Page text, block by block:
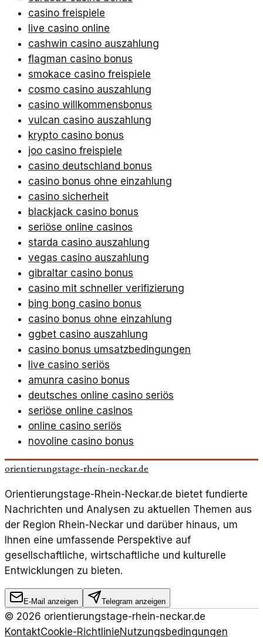
casino freispiele
live casino online
cashwin casino auszahlung
flagman casino bonus
smokace casino freispiele
cosmo casino auszahlung
casino willkommensbonus
vulcan casino auszahlung
krypto casino bonus
joo casino freispiele
casino deutschland bonus
casino bonus ohne einzahlung
casino sicherheit
blackjack casino bonus
seriöse online casinos
starda casino auszahlung
vegas casino auszahlung
gibraltar casino bonus
casino mit schneller verifizierung
bing bong casino bonus
casino bonus ohne einzahlung
ggbet casino auszahlung
casino bonus umsatzbedingungen
live casino seriös
amunra casino bonus
deutsches online casino seriös
seriöse online casinos
online casino seriös
novoline casino bonus
orientierungstage-rhein-neckar.de
Orientierungstage-Rhein-Neckar.de bietet fundierte
Nachrichten und Analysen zu aktuellen Themen aus
der Region Rhein-Neckar und darüber hinaus, um
Ihnen eine umfassende Perspektive auf
gesellschaftliche, wirtschaftliche und kulturelle
Entwicklungen zu bieten.
E-Mail anzeigen Telegram anzeigen
© 2026 orientierungstage-rhein-neckar.de
KontaktCookie-RichtlinieNutzungsbedingungen